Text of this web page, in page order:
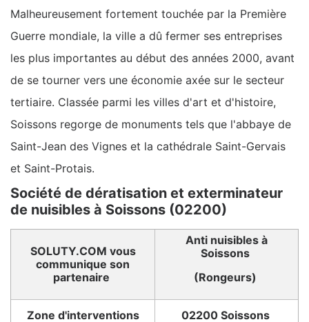
Malheureusement fortement touchée par la Première
Guerre mondiale, la ville a dû fermer ses entreprises
les plus importantes au début des années 2000, avant
de se tourner vers une économie axée sur le secteur
tertiaire. Classée parmi les villes d'art et d'histoire,
Soissons regorge de monuments tels que l'abbaye de
Saint-Jean des Vignes et la cathédrale Saint-Gervais
et Saint-Protais.
Société de dératisation et exterminateur
de nuisibles à Soissons (02200)
SOLUTY.COM vous
communique son
partenaire
Anti nuisibles à
Soissons
(Rongeurs)
Zone d'interventions 02200 Soissons